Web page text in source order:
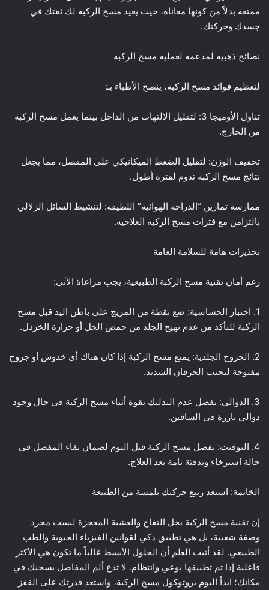
ممتعة بدلاً من كونها معاناة، حيث يعيد مسح الركبة لك ثقتك في
جسدك وحركتك.
نصائح ذهبية لمدعمة لعملية مسح الركبة
لتعظيم فوائد مسح الركبة، ينصح الأطباء بـ:
تناول الأوميجا 3: لتقليل الالتهاب من الداخل بينما يعمل مسح الركبة
من الخارج.
تخفيف الوزن: لتقليل الضغط الميكانيكي على المفصل، مما يجعل
نتائج مسح الركبة تدوم لفترة أطول.
ممارسة تمارين “الدراجة الهوائية” اللطيفة: لتنشيط السائل الزلالي
بالتزامن مع فترات مسح الركبة العلاجية.
تحذيرات هامة للسلامة العامة
رغم أمان تقنية مسح الركبة الطبيعية، يجب مراعاة الآتي:
1. اختبار الحساسية: ضع نقطة من المزيج على باطن اليد قبل مسح
الركبة للتأكد من عدم تهيج الجلد من حمض الخل أو حرارة الخردل.
2. الجروح الجلدية: يمنع مسح الركبة إذا كان هناك أي خدوش أو جروح
مفتوحة لتجنب الحرقان الشديد.
3. الدوالي: يفضل عدم التدليك بقوة أثناء مسح الركبة في حال وجود
دوالي بارزة في الساقين.
4. التوقيت: يفضل مسح الركبة قبل النوم لضمان بقاء المفصل في
حالة استرخاء وتدفئة تامة بعد العلاج.
الخاتمة: استعد ربيع حركتك بلمسة من الطبيعة
إن تقنية مسح الركبة بخل التفاح والعشبة المعجزة ليست مجرد
وصفة شعبية، بل هي تطبيق ذكي لقوانين الفيزياء الحيوية والطب
الطبيعي. لقد أثبت العلم أن الحلول الأبسط غالباً ما تكون هي الأكثر
فاعلية إذا تم تطبيقها بوعي وانتظام. لا تدع ألم المفاصل يسجنك في
مكانك؛ ابدأ اليوم بروتوكول مسح الركبة، واستعد قدرتك على القفز